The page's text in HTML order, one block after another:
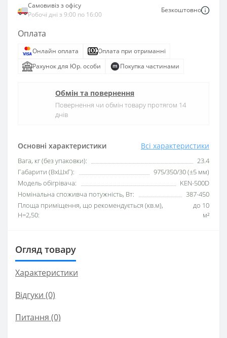
Основні характеристики Всі характеристики
Вага, кг (без упаковки):
23.4
Габарити (ВхШхГ):
975/350/30 (±5 мм)
Модель обігрівача:
KEN-500D
Номінальна споживча потужність, Вт:
387-450
Площа приміщення, що рекомендується (кв.м),
H=2,50:
до 10
м²
Самовивіз з офісу
Робочі дні з 9:00 по 16:00
Безкоштовно
Оплата
Онлайн оплата
Оплата при отриманні
Рахунок для Юр. особи
Покупка частинами
Обмін та повернення
Повернення чи обмін товару протягом 14
днів
Огляд товару
Характеристики
Відгуки (0)
Питання (0)